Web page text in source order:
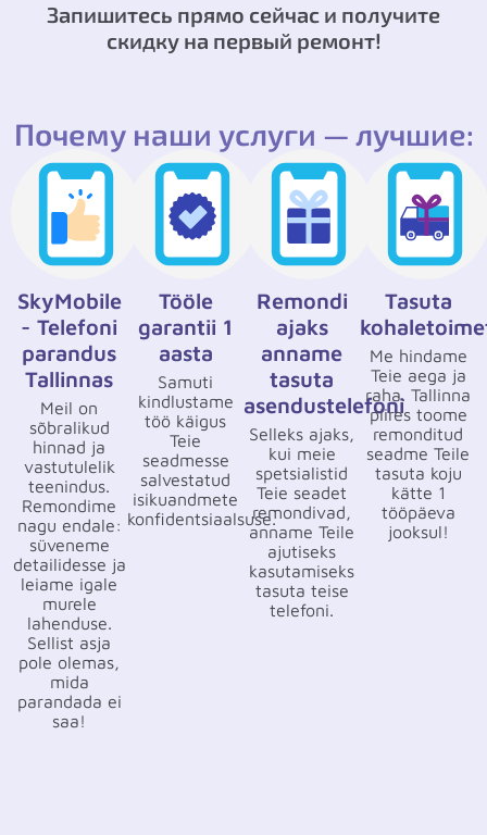
Запишитесь прямо сейчас и получите
скидку на первый ремонт!
Почему наши услуги — лучшие:
SkyMobile
- Telefoni
parandus
Tallinnas
Meil on
sõbralikud
hinnad ja
vastutulelik
teenindus.
Remondime
nagu endale:
süveneme
detailidesse ja
leiame igale
murele
lahenduse.
Sellist asja
pole olemas,
mida
parandada ei
saa!
Tööle
garantii 1
aasta
Samuti
kindlustame
töö käigus
Teie
seadmesse
salvestatud
isikuandmete
konfidentsiaalsuse.
Remondi
ajaks
anname
tasuta
asendustelefoni
Selleks ajaks,
kui meie
spetsialistid
Teie seadet
remondivad,
anname Teile
ajutiseks
kasutamiseks
tasuta teise
telefoni.
Tasuta
Me hindame
Teie aega ja
raha. Tallinna
piires toome
remonditud
seadme Teile
tasuta koju
kätte 1
tööpäeva
jooksul!